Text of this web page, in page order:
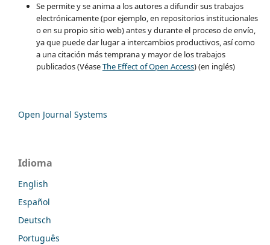
Se permite y se anima a los autores a difundir sus trabajos
electrónicamente (por ejemplo, en repositorios institucionales
o en su propio sitio web) antes y durante el proceso de envío,
ya que puede dar lugar a intercambios productivos, así como
a una citación más temprana y mayor de los trabajos
publicados (VéaseThe Effect of Open Access) (en inglés)
Open Journal Systems
Idioma
English
Español
Deutsch
Português